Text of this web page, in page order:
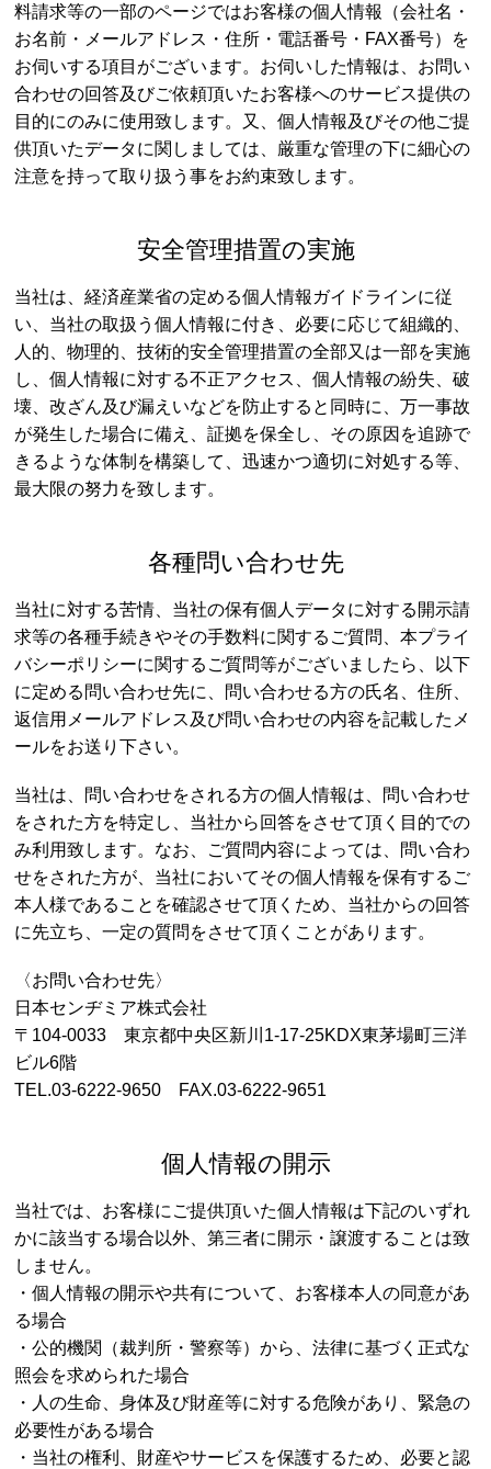
料請求等の一部のページではお客様の個人情報（会社名・
お名前・メールアドレス・住所・電話番号・FAX番号）を
お伺いする項目がございます。お伺いした情報は、お問い
合わせの回答及びご依頼頂いたお客様へのサービス提供の
目的にのみに使用致します。又、個人情報及びその他ご提
供頂いたデータに関しましては、厳重な管理の下に細心の
注意を持って取り扱う事をお約束致します。
安全管理措置の実施
当社は、経済産業省の定める個人情報ガイドラインに従
い、当社の取扱う個人情報に付き、必要に応じて組織的、
人的、物理的、技術的安全管理措置の全部又は一部を実施
し、個人情報に対する不正アクセス、個人情報の紛失、破
壊、改ざん及び漏えいなどを防止すると同時に、万一事故
が発生した場合に備え、証拠を保全し、その原因を追跡で
きるような体制を構築して、迅速かつ適切に対処する等、
最大限の努力を致します。
各種問い合わせ先
当社に対する苦情、当社の保有個人データに対する開示請
求等の各種手続きやその手数料に関するご質問、本プライ
バシーポリシーに関するご質問等がございましたら、以下
に定める問い合わせ先に、問い合わせる方の氏名、住所、
返信用メールアドレス及び問い合わせの内容を記載したメ
ールをお送り下さい。
当社は、問い合わせをされる方の個人情報は、問い合わせ
をされた方を特定し、当社から回答をさせて頂く目的での
み利用致します。なお、ご質問内容によっては、問い合わ
せをされた方が、当社においてその個人情報を保有するご
本人様であることを確認させて頂くため、当社からの回答
に先立ち、一定の質問をさせて頂くことがあります。
〈お問い合わせ先〉
日本センヂミア株式会社
〒104-0033 東京都中央区新川1-17-25KDX東茅場町三洋
ビル6階
TEL.03-6222-9650 FAX.03-6222-9651
個人情報の開示
当社では、お客様にご提供頂いた個人情報は下記のいずれ
かに該当する場合以外、第三者に開示・譲渡することは致
しません。
・個人情報の開示や共有について、お客様本人の同意があ
る場合
・公的機関（裁判所・警察等）から、法律に基づく正式な
照会を求められた場合
・人の生命、身体及び財産等に対する危険があり、緊急の
必要性がある場合
・当社の権利、財産やサービスを保護するため、必要と認